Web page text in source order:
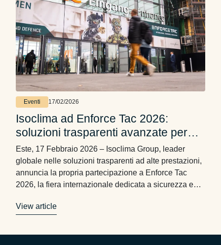
Eventi 17/02/2026
Isoclima ad Enforce Tac 2026:
soluzioni trasparenti avanzate per
Difesa e Sicurezza
Este, 17 Febbraio 2026 – Isoclima Group, leader
globale nelle soluzioni trasparenti ad alte prestazioni,
annuncia la propria partecipazione a Enforce Tac
2026, la fiera internazionale dedicata a sicurezza e
Norimberga. Enforce Tac si conferma un punto di
View article